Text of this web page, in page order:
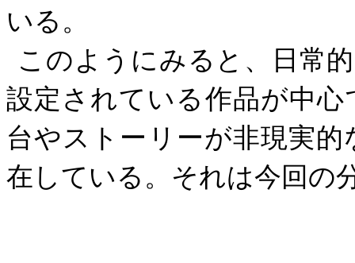
いる。
このようにみると、日常
設定されている作品が中
台やストーリーが非現実
在している。それは今回の